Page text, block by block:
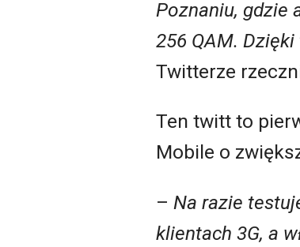
Poznaniu, gdzie
256 QAM.
Twitterze
Ten twitt to
Mobile o
– Na razie
klientach 3G, a